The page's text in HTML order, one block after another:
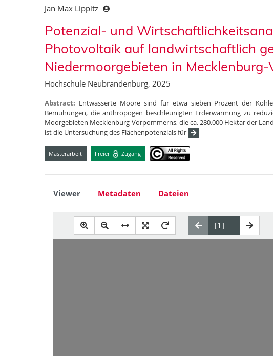
Jan Max Lippitz
Potenzial- und
Photovoltaik auf landwirtschaftlich
Niedermoorgebieten in
Hochschule Neubrandenburg, 2025
Abstract: Entwässerte Moore sind für etwa sieben Prozent der
Bemühungen, die anthropogen beschleunigten Erderwärmung zu
Moorgebieten Mecklenburg-Vorpommerns, die ca. 280.000 Hektar der
ist die Untersuchung des Flächenpotenzials für
Masterarbeit Freier Zugang
Viewer Metadaten Dateien